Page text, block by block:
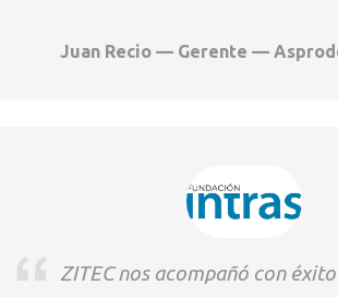
Juan Recio — Gerente —
ZITEC nos acompañó con